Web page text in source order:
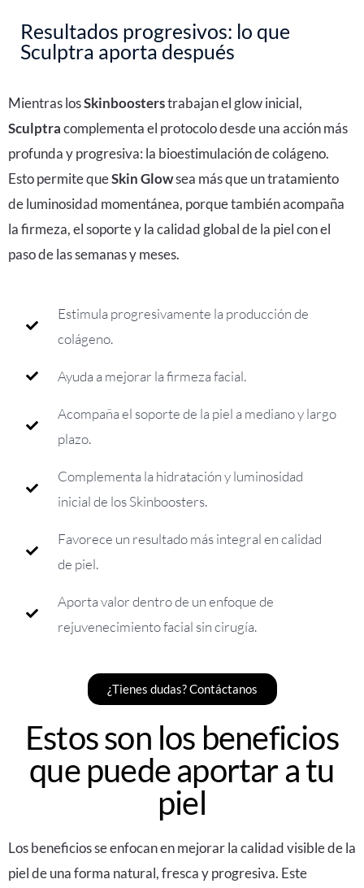
Resultados progresivos: lo que
Sculptra aporta después
Mientras losSkinboosterstrabajan el glow inicial,
Sculptracomplementa el protocolo desde una acción más
profunda y progresiva: la bioestimulación de colágeno.
Esto permite queSkin Glowsea más que un tratamiento
de luminosidad momentánea, porque también acompaña
la firmeza, el soporte y la calidad global de la piel con el
paso de las semanas y meses.
Estimula progresivamente la producción de
colágeno.
Ayuda a mejorar la firmeza facial.
Acompaña el soporte de la piel a mediano y largo
plazo.
Complementa la hidratación y luminosidad
inicial de los Skinboosters.
Favorece un resultado más integral en calidad
de piel.
Aporta valor dentro de un enfoque de
rejuvenecimiento facial sin cirugía.
¿Tienes dudas? Contáctanos
Estos son los beneficios
que puede aportar a tu
piel
Los beneficios se enfocan en mejorar la calidad visible de la
piel de una forma natural, fresca y progresiva. Este